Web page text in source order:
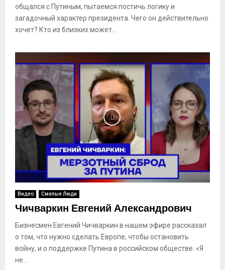
общался с Путиным, пытаемся постичь логику и
загадочный характер президента. Чего он действительно
хочет? Кто из близких может...
Видео Смелые Люди
Чичваркин Евгений Александрович
Бизнесмен Евгений Чичваркин в нашем эфире рассказал
о том, что нужно сделать Европе, чтобы остановить
войну, и о поддержке Путина в российском обществе. «Я
не...